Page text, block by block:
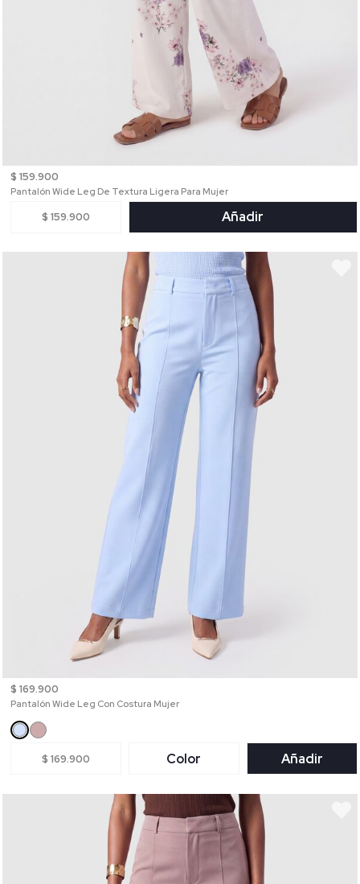
$ 159.900
Pantalón Wide Leg De Textura Ligera Para Mujer
$ 159.900 Añadir
$ 169.900
Pantalón Wide Leg Con Costura Mujer
$ 169.900 Color Añadir